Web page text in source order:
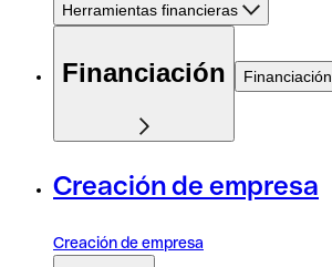
Herramientas financieras
Financiación Financiación
Creación de empresa
Creación de empresa